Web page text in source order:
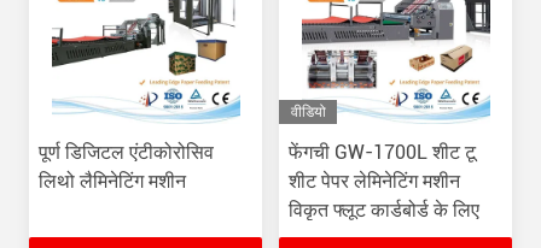
पूर्ण डिजिटल एंटीकोरोसिव
लिथो लैमिनेटिंग मशीन
वीडियो
फेंगची GW-1700L शीट टू
शीट पेपर लेमिनेटिंग मशीन
विकृत फ्लूट कार्डबोर्ड के लिए